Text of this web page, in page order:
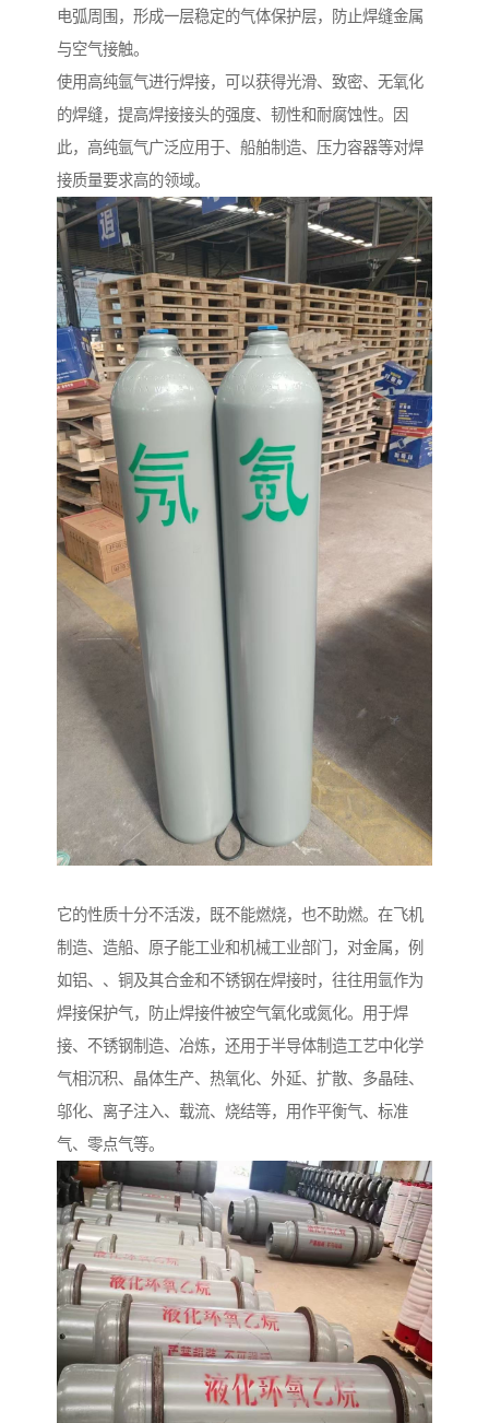
电弧周围，形成一层稳定的气体保护层，防止焊缝金属
与空气接触。
使用高纯氩气进行焊接，可以获得光滑、致密、无氧化
的焊缝，提高焊接接头的强度、韧性和耐腐蚀性。因
此，高纯氩气广泛应用于、船舶制造、压力容器等对焊
接质量要求高的领域。
它的性质十分不活泼，既不能燃烧，也不助燃。在飞机
制造、造船、原子能工业和机械工业部门，对金属，例
如铝、、铜及其合金和不锈钢在焊接时，往往用氩作为
焊接保护气，防止焊接件被空气氧化或氮化。用于焊
接、不锈钢制造、冶炼，还用于半导体制造工艺中化学
气相沉积、晶体生产、热氧化、外延、扩散、多晶硅、
邬化、离子注入、载流、烧结等，用作平衡气、标准
气、零点气等。